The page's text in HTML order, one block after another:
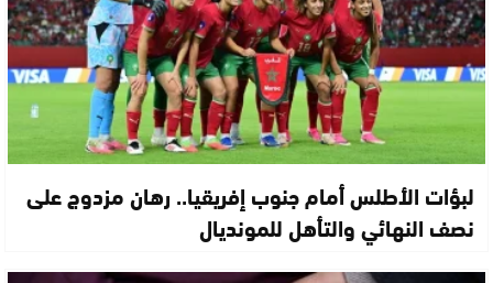
لبؤات الأطلس أمام جنوب إفريقيا.. رهان مزدوج على
نصف النهائي والتأهل للمونديال